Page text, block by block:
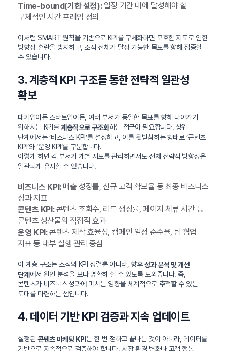
Time-bound(기한 설정):일정 기간 내에 달성해야 할
구체적인 시간 프레임 정의
이처럼 SMART 원칙을 기반으로 KPI를 구체화하면 모호한 지표로 인한
방향성 혼란을 방지하고, 조직 전체가 달성 가능한 목표를 향해 집중할
수 있습니다.
3. 계층적 KPI 구조를 통한 전략적 일관성
확보
대기업이든 스타트업이든, 여러 부서가 동일한 목표를 향해 나아가기
위해서는 KPI를계층적으로 구조화하는 접근이 필요합니다. 상위
단계에서는 ‘비즈니스 KPI’를 설정하고, 이를 뒷받침하는 형태로 ‘콘텐츠
KPI’와 ‘운영 KPI’를 구분합니다.
이렇게 하면 각 부서가 개별 지표를 관리하면서도 전체 전략적 방향성은
일관되게 유지할 수 있습니다.
비즈니스 KPI:매출 성장률, 신규 고객 확보율 등 최종 비즈니스
성과 지표
콘텐츠 KPI:콘텐츠 조회수, 리드 생성률, 페이지 체류 시간 등
콘텐츠 생산물의 직접적 효과
운영 KPI:콘텐츠 제작 효율성, 캠페인 일정 준수율, 팀 협업
지표 등 내부 실행 관리 중심
이 계층 구조는 조직의 KPI 정렬뿐 아니라, 향후성과 분석 및 개선
단계에서 원인 분석을 보다 명확히 할 수 있도록 도와줍니다. 즉,
콘텐츠가 비즈니스 성과에 미치는 영향을 체계적으로 추적할 수 있는
토대를 마련하는 셈입니다.
4. 데이터 기반 KPI 검증과 지속 업데이트
설정된 콘텐츠 마케팅 KPI 는 한 번 정하고 끝나는 것이 아니라, 데이터를
기반으로 지속적으로 검증해야 합니다. 시장 환경 변화나 고객 행동